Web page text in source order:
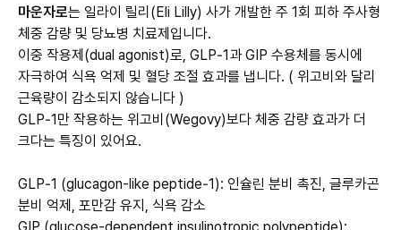
마운자로는 일라이 릴리(Eli Lilly) 사가 개발한 주 1회 피하 주사형
체중 감량 및 당뇨병 치료제입니다.
이중 작용제(dual agonist)로, GLP‑1과 GIP 수용체를 동시에
자극하여 식욕 억제 및 혈당 조절 효과를 냅니다. ( 위고비와 달리
근육량이 감소되지 않습니다 )
GLP‑1만 작용하는 위고비(Wegovy)보다 체중 감량 효과가 더
크다는 특징이 있어요.
GLP‑1 (glucagon-like peptide‑1): 인슐린 분비 촉진, 글루카곤
분비 억제, 포만감 유지, 식욕 감소